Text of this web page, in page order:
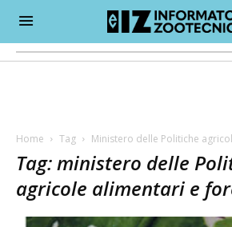
Home Tag Ministero delle Politiche
Tag: ministero delle
agricole alimentari e